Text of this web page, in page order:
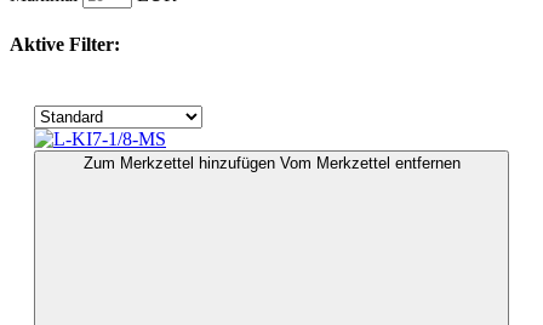
Aktive Filter:
Zum Merkzettel hinzufügen Vom Merkzettel entfernen